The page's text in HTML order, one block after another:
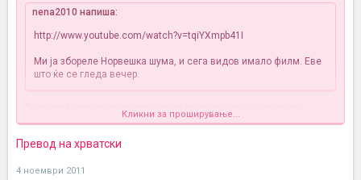
nena2010 напиша:
http://www.youtube.com/watch?v=tqiYXmpb41I
Ми ја збореле Норвешка шума, и сега видов имало филм. Еве
што ќе се гледа вечер.
Те молам кога ке го симнеш кажи ми дали има некој нашки
(мислам макар српски или хрватски) превод?
Кликни за проширување...
Превод на хрватски
4 ноември 2011